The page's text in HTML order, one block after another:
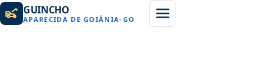
GUINCHO
APARECIDA DE GOIÂNIA-GO